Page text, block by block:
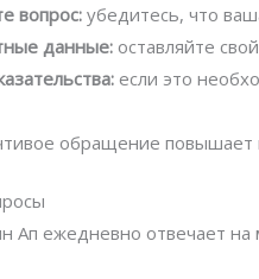
вопрос: убедитесь, что
данные: оставляйте
если это
обращение
Ап ежедневно отвечает на